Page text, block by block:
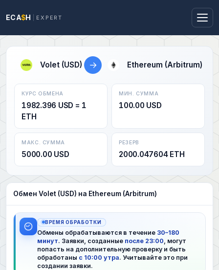
ECA$H EXPERT
Volet (USD) → Ethereum (Arbitrum)
КУРС ОБМЕНА
1982.396 USD = 1
ETH
МИН. СУММА
100.00 USD
МАКС. СУММА
5000.00 USD
РЕЗЕРВ
2000.047604 ETH
Обмен Volet (USD) на Ethereum (Arbitrum)
ВРЕМЯ ОБРАБОТКИ
Обмены обрабатываются в течение 30–180
минут. Заявки, созданные после 23:00 , могут
попасть на дополнительную проверку и быть
обработаны с 10:00 утра. Учитывайте это при
создании заявки.